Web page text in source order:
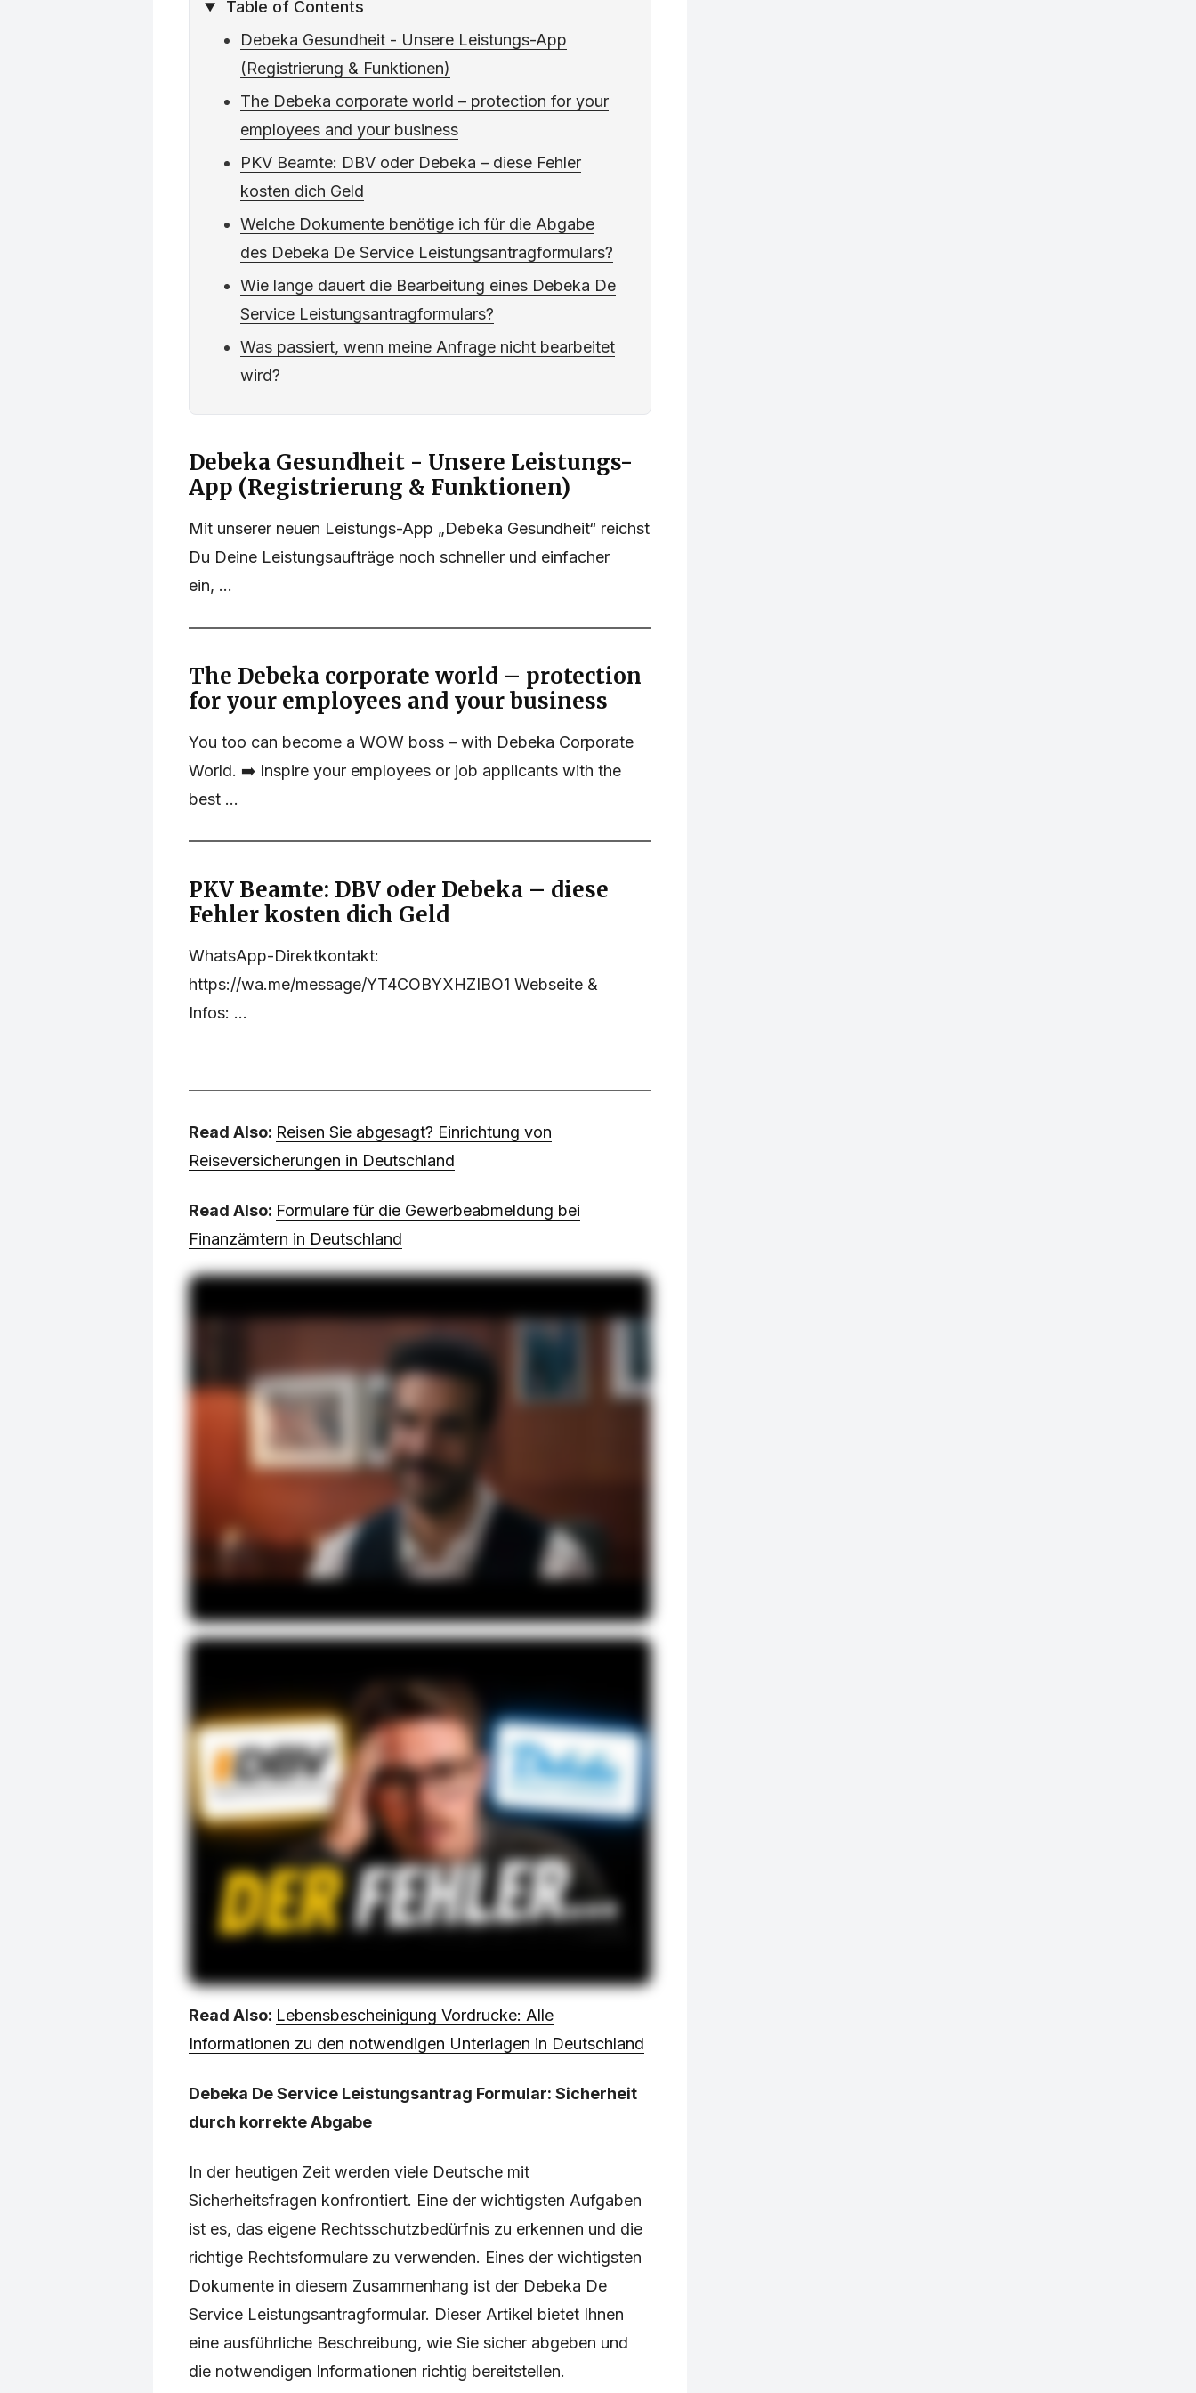
Table of Contents
Debeka Gesundheit - Unsere Leistungs-App
(Registrierung & Funktionen)
The Debeka corporate world – protection for your
employees and your business
PKV Beamte: DBV oder Debeka – diese Fehler
kosten dich Geld
Welche Dokumente benötige ich für die Abgabe
des Debeka De Service Leistungsantragformulars?
Wie lange dauert die Bearbeitung eines Debeka De
Service Leistungsantragformulars?
Was passiert, wenn meine Anfrage nicht bearbeitet
wird?
Debeka Gesundheit - Unsere Leistungs-
App (Registrierung & Funktionen)
Mit unserer neuen Leistungs-App „Debeka Gesundheit“ reichst
Du Deine Leistungsaufträge noch schneller und einfacher
ein, ...
The Debeka corporate world – protection
for your employees and your business
You too can become a WOW boss – with Debeka Corporate
World. ➡️ Inspire your employees or job applicants with the
best ...
PKV Beamte: DBV oder Debeka – diese
Fehler kosten dich Geld
WhatsApp-Direktkontakt:
https://wa.me/message/YT4COBYXHZIBO1 Webseite &
Infos: ...
Read Also: Reisen Sie abgesagt? Einrichtung von
Reiseversicherungen in Deutschland
Read Also: Formulare für die Gewerbeabmeldung bei
Finanzämtern in Deutschland
Read Also: Lebensbescheinigung Vordrucke: Alle
Informationen zu den notwendigen Unterlagen in Deutschland
Debeka De Service Leistungsantrag Formular: Sicherheit
durch korrekte Abgabe
In der heutigen Zeit werden viele Deutsche mit
Sicherheitsfragen konfrontiert. Eine der wichtigsten Aufgaben
ist es, das eigene Rechtsschutzbedürfnis zu erkennen und die
richtige Rechtsformulare zu verwenden. Eines der wichtigsten
Dokumente in diesem Zusammenhang ist der Debeka De
Service Leistungsantragformular. Dieser Artikel bietet Ihnen
eine ausführliche Beschreibung, wie Sie sicher abgeben und
die notwendigen Informationen richtig bereitstellen.